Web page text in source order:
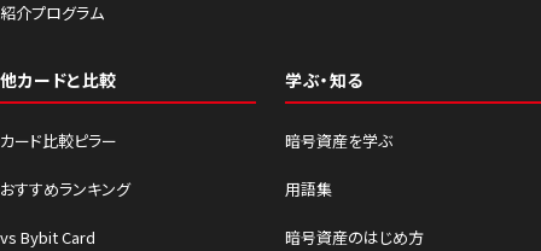
紹介プログラム
他カードと比較
カード比較ピラー
おすすめランキング
vs Bybit Card
学ぶ・知る
暗号資産を学ぶ
用語集
暗号資産のはじめ方